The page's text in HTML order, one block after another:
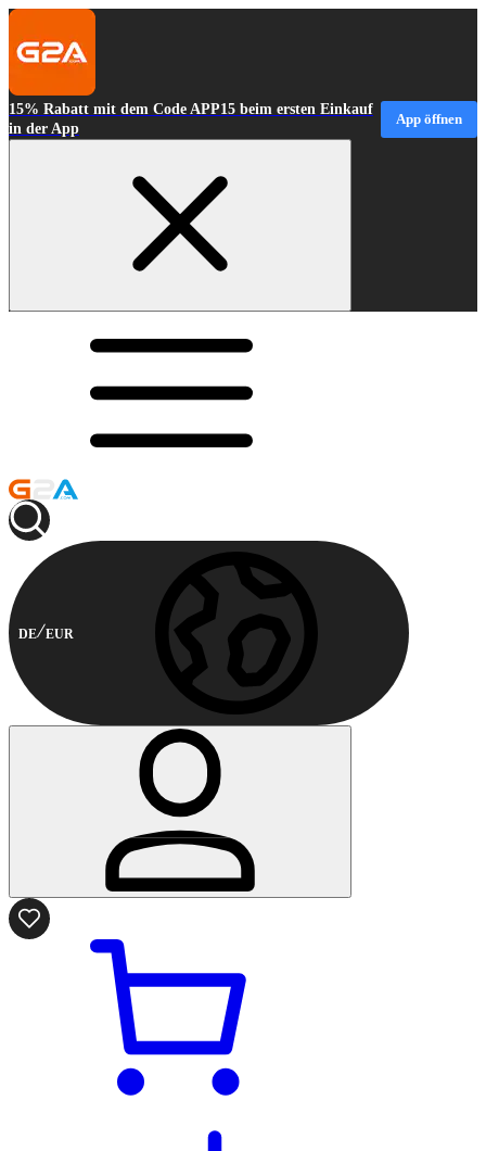
15% Rabatt mit dem Code APP15 beim ersten Einkauf
in der App
App öffnen
DE EUR